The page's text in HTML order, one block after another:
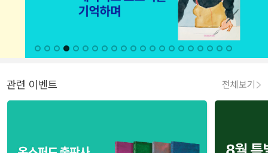
관련 이벤트 전체보기